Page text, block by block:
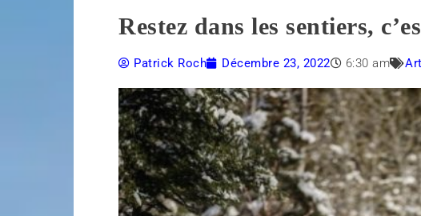
Restez dans les sentiers,
Patrick Roch Décembre 23, 2022 6:30 am